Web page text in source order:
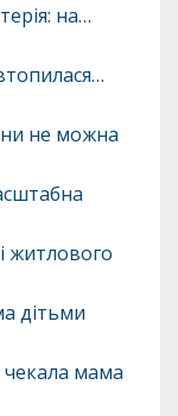
на…
не можна
житлового
дітьми
чекала мама